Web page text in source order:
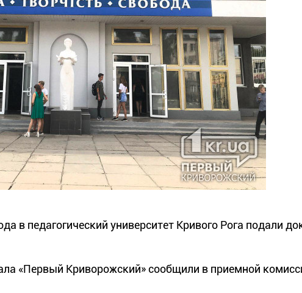
в педагогический университет Кривого Рога подали
«Первый Криворожский» сообщили в приемной